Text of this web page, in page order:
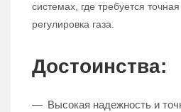
системах, где требуется
регулировка газа.
Достоинства:
Высокая надежность и